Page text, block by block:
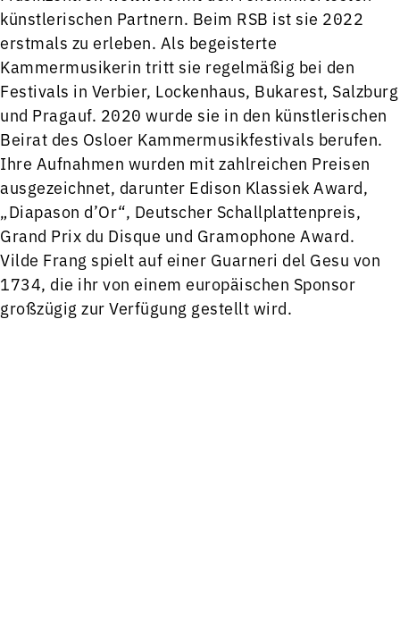
künstlerischen Partnern. Beim RSB ist sie 2022
erstmals zu erleben. Als begeisterte
Kammermusikerin tritt sie regelmäßig bei den
Festivals in Verbier, Lockenhaus, Bukarest, Salzburg
und Pragauf. 2020 wurde sie in den künstlerischen
Beirat des Osloer Kammermusikfestivals berufen.
Ihre Aufnahmen wurden mit zahlreichen Preisen
ausgezeichnet, darunter Edison Klassiek Award,
„Diapason d’Or“, Deutscher Schallplattenpreis,
Grand Prix du Disque und Gramophone Award.
Vilde Frang spielt auf einer Guarneri del Gesu von
1734, die ihr von einem europäischen Sponsor
großzügig zur Verfügung gestellt wird.